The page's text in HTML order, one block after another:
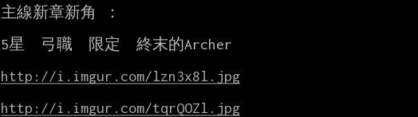
主線新章新角 ：
5星  弓職  限定  終末的Archer
http://i.imgur.com/lzn3x8l.jpg
http://i.imgur.com/tqrQOZl.jpg